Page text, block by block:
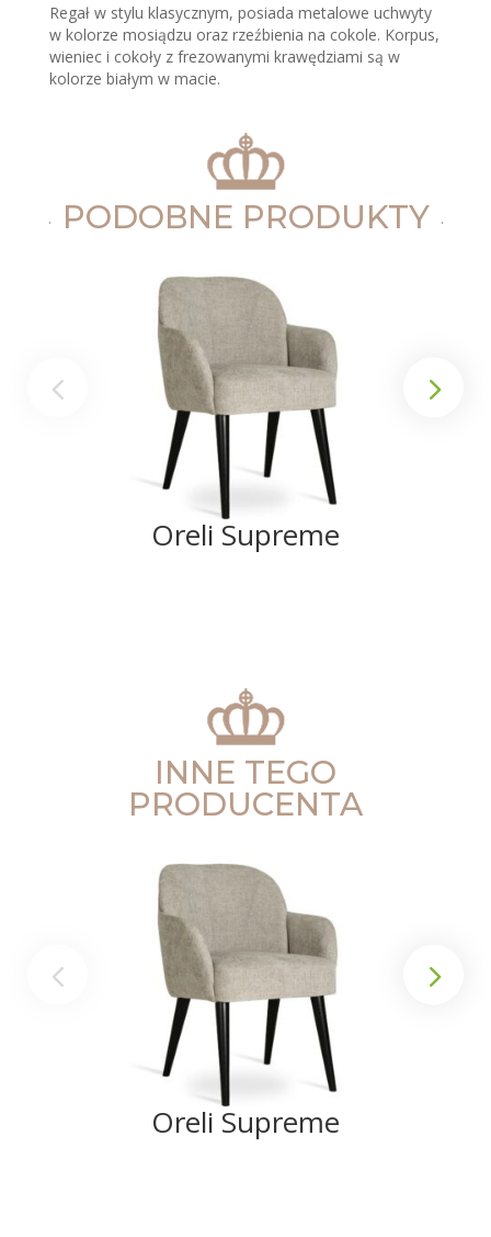
Regał w stylu klasycznym, posiada metalowe uchwyty
w kolorze mosiądzu oraz rzeźbienia na cokole. Korpus,
wieniec i cokoły z frezowanymi krawędziami są w
kolorze białym w macie.
PODOBNE PRODUKTY
Oreli Supreme
INNE TEGO
PRODUCENTA
Oreli Supreme